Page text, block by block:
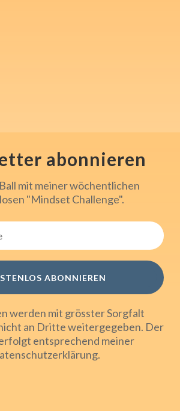
abonnieren
mit meiner wöchentlichen
"Mindset Challenge".
ABONNIEREN
werden mit grösster Sorgfalt
an Dritte weitergegeben. Der
entsprechend meiner
.